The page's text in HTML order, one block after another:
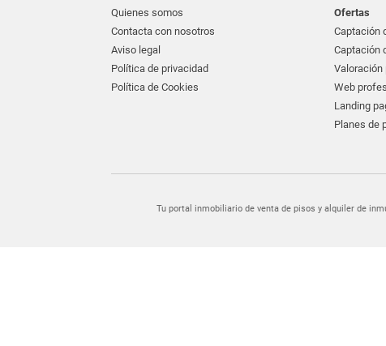
Quienes somos
Contacta con nosotros
Aviso legal
Política de privacidad
Política de Cookies
Ofertas
Captación
Captación
Valoración
Web
Landing
Planes de
Tu portal inmobiliario de venta de pisos y alquiler de